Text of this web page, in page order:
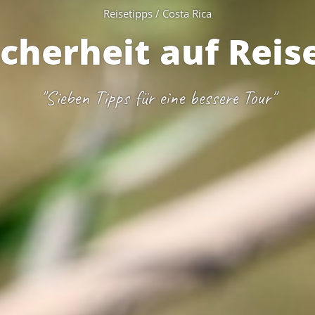
Reisetipps / Costa Rica
auf
"Sieben Tipps für eine bessere Tour"